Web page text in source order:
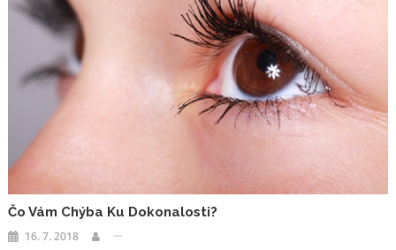
Čo Vám Chýba Ku Dokonalosti?
16. 7. 2018